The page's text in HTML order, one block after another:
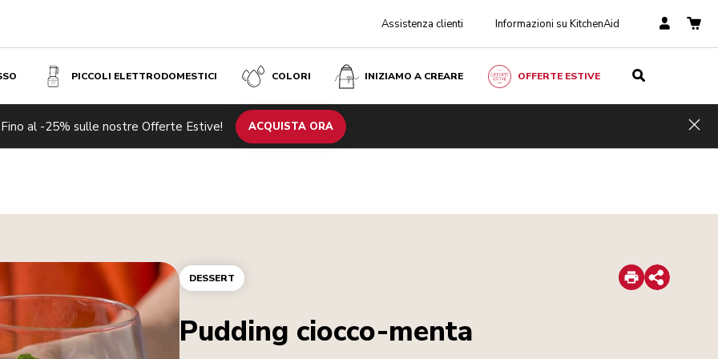
Assistenza clienti Informazioni su KitchenAid
PICCOLI ELETTRODOMESTICI COLORI INIZIAMO A CREARE OFFERTE ESTIVE
Fino al -25% sulle nostre Offerte Estive! ACQUISTA ORA
DESSERT Print
Share
Pudding ciocco-menta